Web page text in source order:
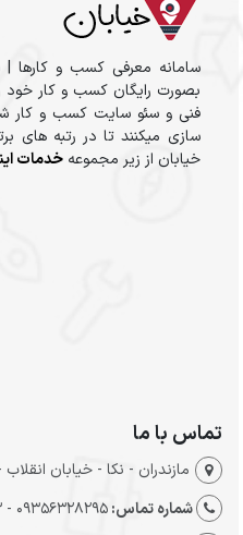
سامانه معرفی کسب و کارها
بصورت رایگان کسب و کار خود
فنی و سئو سایت کسب و کار
سازی میکنند تا در رتبه های
خیابان از زیر مجموعهخدمات
تماس با ما
مازندران - نکا - خیابان
شماره تماس:09356328295 - 01191014913